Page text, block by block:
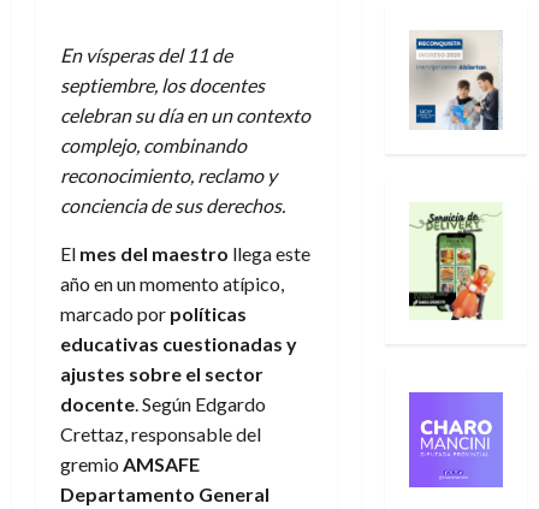
En vísperas del 11 de
septiembre, los docentes
celebran su día en un contexto
complejo, combinando
reconocimiento, reclamo y
conciencia de sus derechos.
El mes del maestro llega este
año en un momento atípico,
marcado por políticas
educativas cuestionadas y
ajustes sobre el sector
docente. Según Edgardo
Crettaz, responsable del
gremio AMSAFE
Departamento General